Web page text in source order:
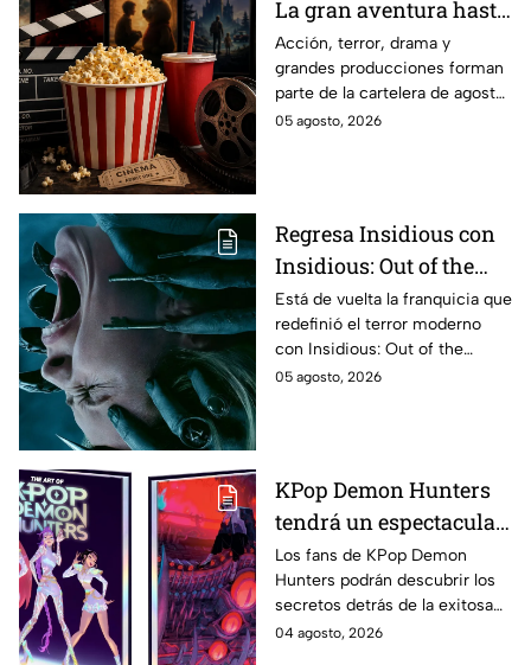
La gran aventura hasta
El Final de la Calle Oak
con Anne Hathaway.
Esta es la lista
completa de los
México
Acción, terror, drama y
grandes producciones forman
parte de la cartelera de agosto
en México.
05 agosto, 2026
Regresa Insidious con
Insidious: Out of the
Further; esto revela el
aterrador primer tráiler
Está de vuelta la franquicia que
redefinió el terror moderno
con Insidious: Out of the
Further. Te contamos todo lo
05 agosto, 2026
KPop Demon Hunters
tendrá un espectacular
libro de arte con más de
500 ilustraciones
inéditas: ¿se venderá
en México?
Los fans de KPop Demon
Hunters podrán descubrir los
secretos detrás de la exitosa
película gracias a un nuevo
04 agosto, 2026